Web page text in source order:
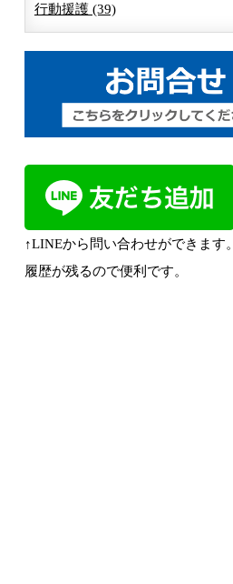
行動援護 (39)
↑LINEから問い合わせができます。
履歴が残るので便利です。